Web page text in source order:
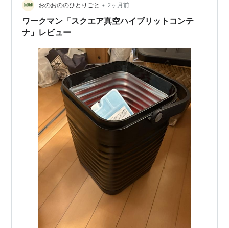
おのおののひとりごと • 2ヶ月前
ワークマン「スクエア真空ハイブリットコンテ
ナ」レビュー